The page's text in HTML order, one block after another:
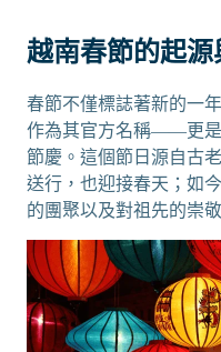
越南春節的起
春節不僅標誌著新的一
作為其官方名稱——更是
節慶。這個節日源自古
送行，也迎接春天；如
的團聚以及對祖先的崇敬